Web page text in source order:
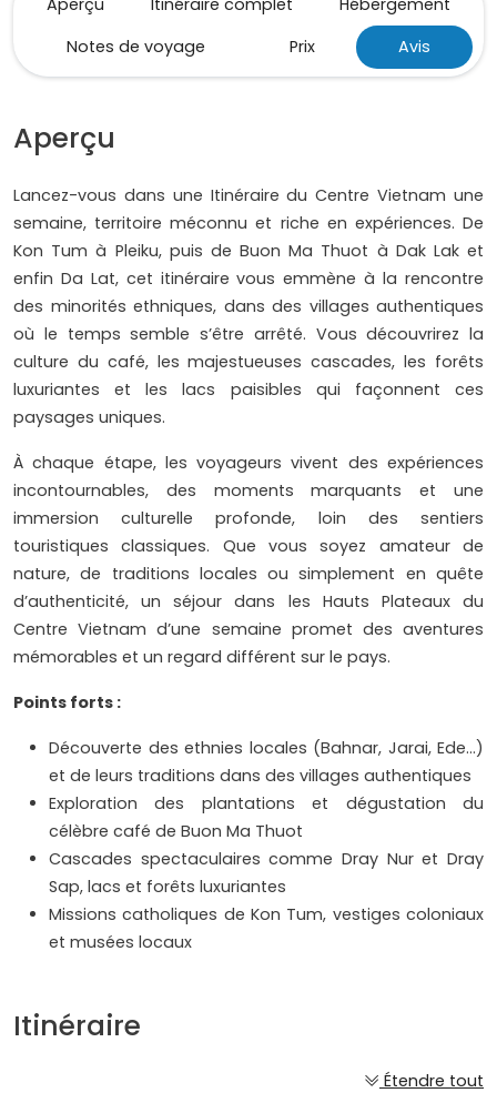
Aperçu Itinéraire complet
Hébergement
Notes de voyage
Prix Avis
Aperçu
Lancez-vous dans une Itinéraire du Centre Vietnam une
semaine, territoire méconnu et riche en expériences. De
Kon Tum à Pleiku, puis de Buon Ma Thuot à Dak Lak et
enfin Da Lat, cet itinéraire vous emmène à la rencontre
des minorités ethniques, dans des villages authentiques
où le temps semble s’être arrêté. Vous découvrirez la
culture du café, les majestueuses cascades, les forêts
luxuriantes et les lacs paisibles qui façonnent ces
paysages uniques.
À chaque étape, les voyageurs vivent des expériences
incontournables, des moments marquants et une
immersion culturelle profonde, loin des sentiers
touristiques classiques. Que vous soyez amateur de
nature, de traditions locales ou simplement en quête
d’authenticité, un séjour dans les Hauts Plateaux du
Centre Vietnam d’une semaine promet des aventures
mémorables et un regard différent sur le pays.
Points forts :
Découverte des ethnies locales (Bahnar, Jarai, Ede…)
et de leurs traditions dans des villages authentiques
Exploration des plantations et dégustation du
célèbre café de Buon Ma Thuot
Cascades spectaculaires comme Dray Nur et Dray
Sap, lacs et forêts luxuriantes
Missions catholiques de Kon Tum, vestiges coloniaux
et musées locaux
Itinéraire
Étendre tout